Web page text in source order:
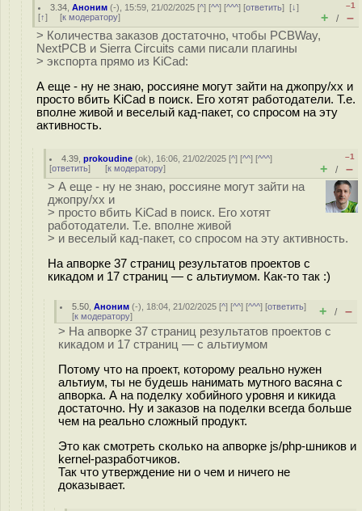
3.34 ,Аноним (-), 15:59, 21/02/2025 [^] [^^] [^^^] [ответить][↓]
[↑] [к модератору]
–1
+ / –
> Количества заказов достаточно, чтобы PCBWay,
NextPCB и Sierra Circuits сами писали плагины
> экспорта прямо из KiCad:
А еще - ну не знаю, россияне могут зайти на джопру/хх и
просто вбить KiCad в поиск. Его хотят работодатели. Т.е.
вполне живой и веселый кад-пакет, со спросом на эту
активность.
4.39 ,prokoudine (ok), 16:06, 21/02/2025 [^] [^^] [^^^]
[ответить] [к модератору]
–1
+ / –
> А еще - ну не знаю, россияне могут зайти на
джопру/хх и
> просто вбить KiCad в поиск. Его хотят
работодатели. Т.е. вполне живой
> и веселый кад-пакет, со спросом на эту активность.
На апворке 37 страниц результатов проектов с
кикадом и 17 страниц — с альтиумом. Как-то так :)
5.50 ,Аноним (-), 18:04, 21/02/2025 [^] [^^] [^^^] [ответить]
[к модератору] + / –
> На апворке 37 страниц результатов проектов с
кикадом и 17 страниц — с альтиумом
Потому что на проект, которому реально нужен
альтиум, ты не будешь нанимать мутного васяна с
апворка. А на поделку хобийного уровня и кикида
достаточно. Ну и заказов на поделки всегда больше
чем на реально сложный продукт.
Это как смотреть сколько на апворке js/php-шников и
kernel-разработчиков.
Так что утверждение ни о чем и ничего не
доказывает.